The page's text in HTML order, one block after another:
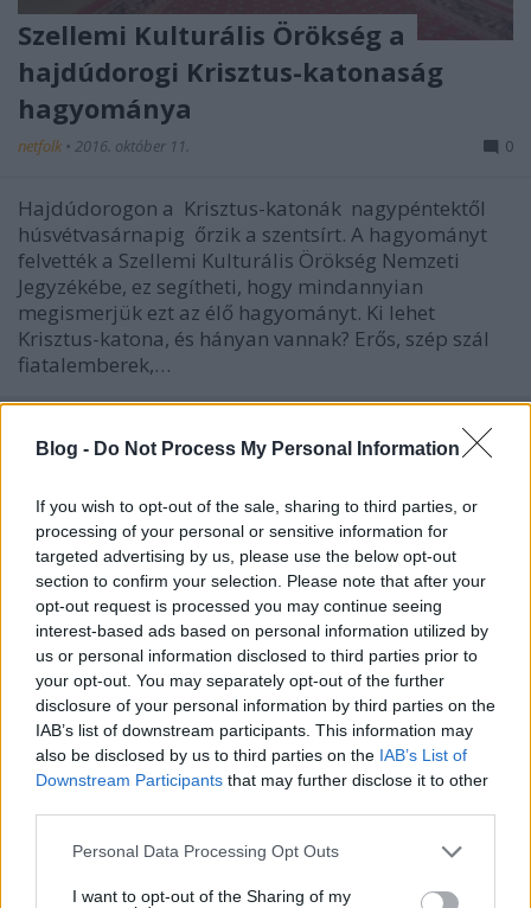
Blog - Do Not Process My Personal Information
If you wish to opt-out of the sale, sharing to third parties, or
processing of your personal or sensitive information for
targeted advertising by us, please use the below opt-out
section to confirm your selection. Please note that after your
opt-out request is processed you may continue seeing
interest-based ads based on personal information utilized by
us or personal information disclosed to third parties prior to
your opt-out. You may separately opt-out of the further
disclosure of your personal information by third parties on the
IAB’s list of downstream participants. This information may
also be disclosed by us to third parties on the IAB’s List of
Downstream Participants that may further disclose it to other
Please note that this website/app uses one or more Google
not limited to your visit or usage behaviour. You may click to
Personal Data Processing Opt Outs
I want to opt-out of the Sharing of my
Szellemi Kulturális Örökség a
hajdúdorogi Krisztus-katonaság
hagyománya
netfolk • 2016. október 11. 0
Hajdúdorogon a Krisztus-katonák nagypéntektől
húsvétvasárnapig őrzik a szentsírt. A hagyományt
felvették a Szellemi Kulturális Örökség Nemzeti
Jegyzékébe, ez segítheti, hogy mindannyian
megismerjük ezt az élő hagyományt. Ki lehet
Krisztus-katona, és hányan vannak? Erős, szép szál
fiatalemberek,…
A Szellemi és Kulturális Örökség
Listán a Mária-tisztelet zarándok és
búcsú hagyománya Magyarországon
•2016. október 05.